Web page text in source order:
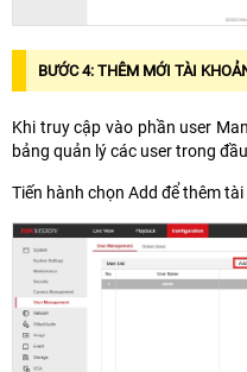
BƯỚC 4: THÊM MỚI TÀI
Khi truy cập vào phần user
bảng quản lý các user trong
Tiến hành chọn Add để thêm